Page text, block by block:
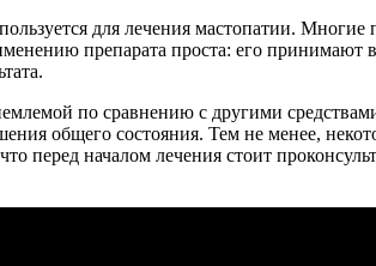
для лечения мастопатии.
препарата проста: его принимают
по сравнению с другими
общего состояния. Тем не менее,
перед началом лечения стоит